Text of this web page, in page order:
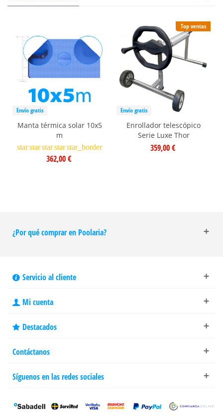
Envío gratis
Manta térmica solar 10x5
m
starstarstarstarstar_border
362,00 €
Top ventas
Envío gratis
Enrollador telescópico
Serie Luxe Thor
359,00 €
¿Por qué comprar en Poolaria?
Servicio al cliente
Mi cuenta
Destacados
Contáctanos
Síguenos en las redes sociales